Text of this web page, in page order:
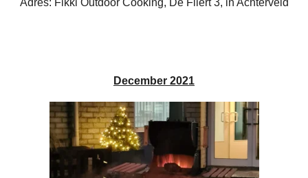
Adres: Fikki Outdoor Cooking, De Fliert 3, in Achterveld
December 2021